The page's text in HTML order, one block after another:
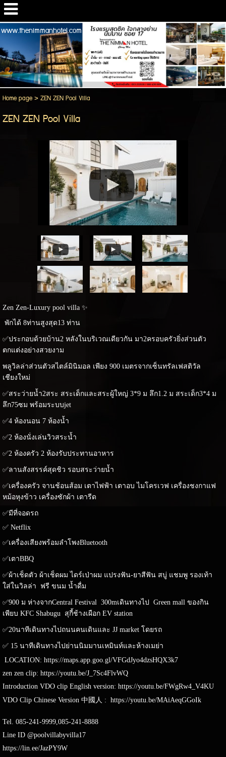
www.thenimmanhotel.com
Home page>ZEN ZEN Pool Villa
ZEN ZEN Pool Villa
Zen Zen-Luxury pool villa ✨
พักได้ 8ท่านสูงสุด13 ท่าน
✅ประกอบด้วยบ้าน2 หลังในบริเวณเดียวกัน มา2ครอบครัวยิ่งส่วนตัว
ตกแต่งอย่างสวยงาม
พลูวิลล่าส่วนตัวสไตล์มินิมอล เพียง 900 เมตรจากเซ็นทรัลเฟสติวัล
เชียงใหม่
✅สระว่ายน้ำ2สระ สระเด็กและสระผู้ใหญ่ 3*9 ม ลึก1.2 ม สระเด็ก3*4 ม
ลึก75ซม พร้อมระบบjet
✅4 ห้องนอน 7 ห้องน้ำ
✅2 ห้องนั่งเล่นวิวสระน้ำ
✅2 ห้องครัว 2 ห้องรับประทานอาหาร
✅ลานสังสรรค์สุดชิว รอบสระว่ายน้ำ
✅เครื่องครัว จานช้อนส้อม เตาไฟฟ้า เตาอบ ไมโครเวฟ เครื่องชงกาแฟ
หม้อหุงข้าว เครื่องซักผ้า เตารีด
✅มีที่จอดรถ
✅ Netflix
✅เครื่องเสียงพร้อมลำโพงBluetooth
✅เตาBBQ
✅ผ้าเช็ดตัว ผ้าเช็ดผม ไดร์เป่าผม แปรงฟัน-ยาสีฟัน สบู่ แชมพู รองเท้า
ใส่ในวิลล่า ฟรี ขนม น้ำดื่ม
✅900 ม ห่างจากCentral Festival 300mเดินทางไป Green mall ของกิน
เพียบ KFC Shabugu สุกี้ช้างเผือก EV station
✅20นาทีเดินทางไปถนนคนเดินและ JJ market โดยรถ
✅ 15 นาทีเดินทางไปย่านนิมมานเหมินท์และห้างเมย่า
LOCATION: https://maps.app.goo.gl/VFGdJyo4dzsHQX3k7
zen zen clip: https://youtu.be/J_7Sc4FlvWQ
Introduction VDO clip English version: https://youtu.be/FWgRw4_V4KU
VDO Clip Chinese Version 中國人 : https://youtu.be/MAiAeqGGoIk
Tel. 085-241-9999,085-241-8888
Line ID @poolvillabyvilla17
https://lin.ee/JazPY9W